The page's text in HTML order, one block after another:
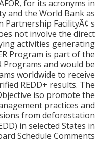
for its
Entity and the World
Partnership
It does not involve
activities
ER Program is part
ER Programs and
worldwide to
on verified REDD+
Objective iso
management
emissions from
(REDD) in selected
Schedule